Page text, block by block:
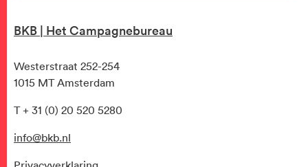
BKB | Het Campagnebureau
Westerstraat 252-254
1015 MT Amsterdam
T + 31 (0) 20 520 5280
info@bkb.nl